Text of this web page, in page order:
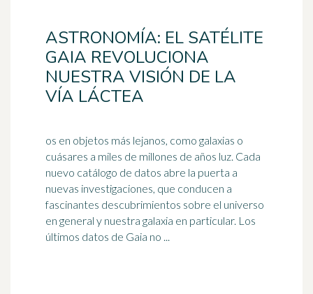
ASTRONOMÍA: EL SATÉLITE
GAIA REVOLUCIONA
NUESTRA VISIÓN DE LA
VÍA LÁCTEA
os en objetos más lejanos, como galaxias o
cuásares a miles de millones de años luz. Cada
nuevo catálogo de datos abre la puerta a
nuevas investigaciones, que conducen a
fascinantes descubrimientos sobre el universo
en general y nuestra galaxia en particular. Los
últimos datos de Gaia no ...